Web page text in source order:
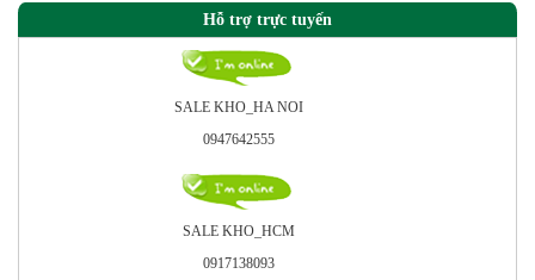
Hỗ trợ trực tuyến
SALE KHO_HA NOI
0947642555
SALE KHO_HCM
0917138093